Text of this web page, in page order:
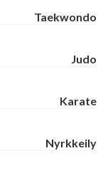
Taekwondo
Judo
Karate
Nyrkkeily